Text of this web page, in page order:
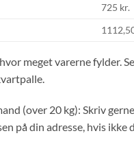
725 kr.
meget varerne fylder.
(over 20 kg): Skriv
på din adresse, hvis ikke